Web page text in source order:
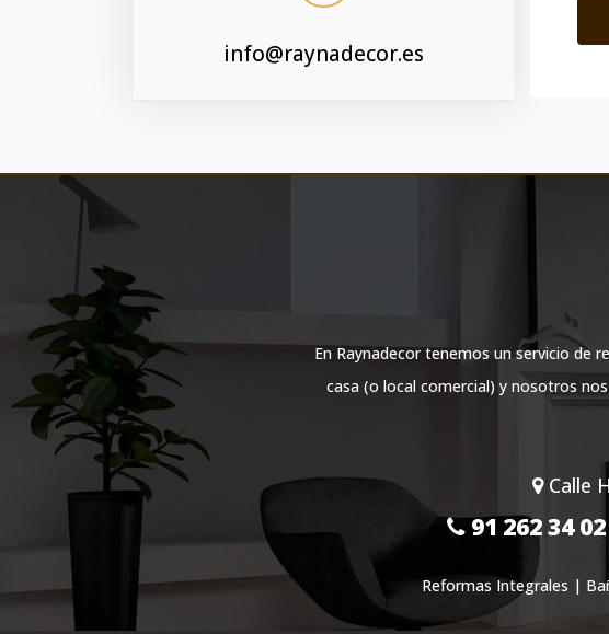
info@raynadecor.es
En Raynadecor tenemos un servicio de
casa (o local comercial) y nosotros
Calle
91 262 34 02
Reformas Integrales |